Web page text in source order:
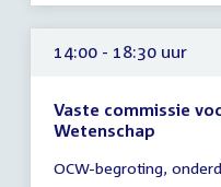
14:00 - 18:30 uur
Vaste commissie
Wetenschap
vergadering
OCW-begroting,